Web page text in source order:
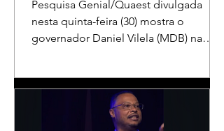
Pesquisa Genial/Quaest divulgada
nesta quinta-feira (30) mostra o
governador Daniel Vilela (MDB) na
para o primeiro turno quanto em uma
eventual disputa de segundo turno.
No cenário estimulado para o primeiro